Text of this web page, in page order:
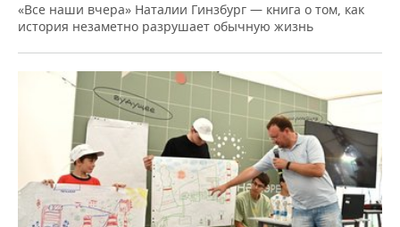
«Все наши вчера» Наталии Гинзбург — книга о том, как
история незаметно разрушает обычную жизнь